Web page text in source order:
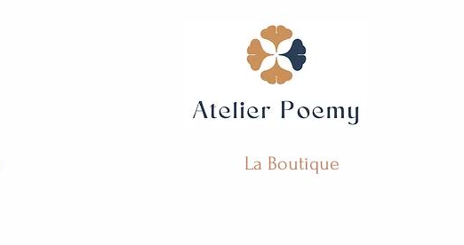
La Boutique